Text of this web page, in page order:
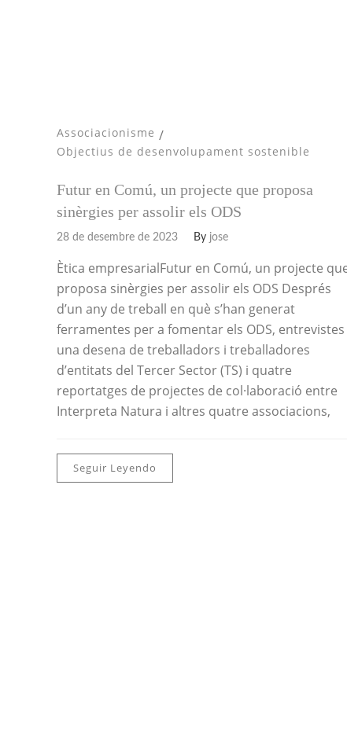
Associacionisme /
Objectius de desenvolupament sostenible
Futur en Comú, un projecte que proposa
sinèrgies per assolir els ODS
28 de desembre de 2023 By jose
Ètica empresarialFutur en Comú, un projecte
proposa sinèrgies per assolir els ODS Després
d’un any de treball en què s’han generat
ferramentes per a fomentar els ODS, entrevistes
una desena de treballadors i treballadores
d’entitats del Tercer Sector (TS) i quatre
reportatges de projectes de col·laboració entre
Interpreta Natura i altres quatre associacions,
Seguir Leyendo